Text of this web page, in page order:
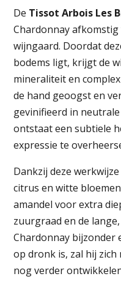
De Tissot Arbois Les
Chardonnay afkomstig
wijngaard. Doordat
bodems ligt, krijgt de
mineraliteit en
de hand geoogst en
gevinifieerd in
ontstaat een subtiele
expressie te
Dankzij deze
citrus en witte
amandel voor extra
zuurgraad en de
Chardonnay bijzonder
op dronk is, zal hij
nog verder